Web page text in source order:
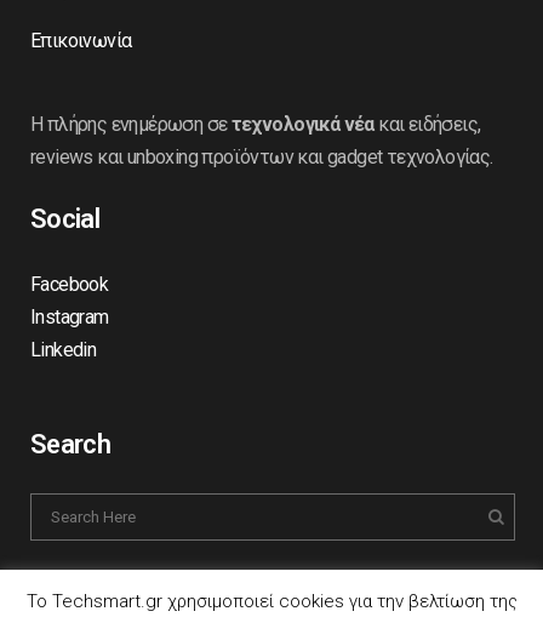
Επικοινωνία
Η πλήρης ενημέρωση σετεχνολογικά νέακαι ειδήσεις,
reviews και unboxing προϊόντων και gadget τεχνολογίας.
Social
Facebook
Instagram
Linkedin
Search
Το Techsmart.gr χρησιμοποιεί cookies για την βελτίωση της